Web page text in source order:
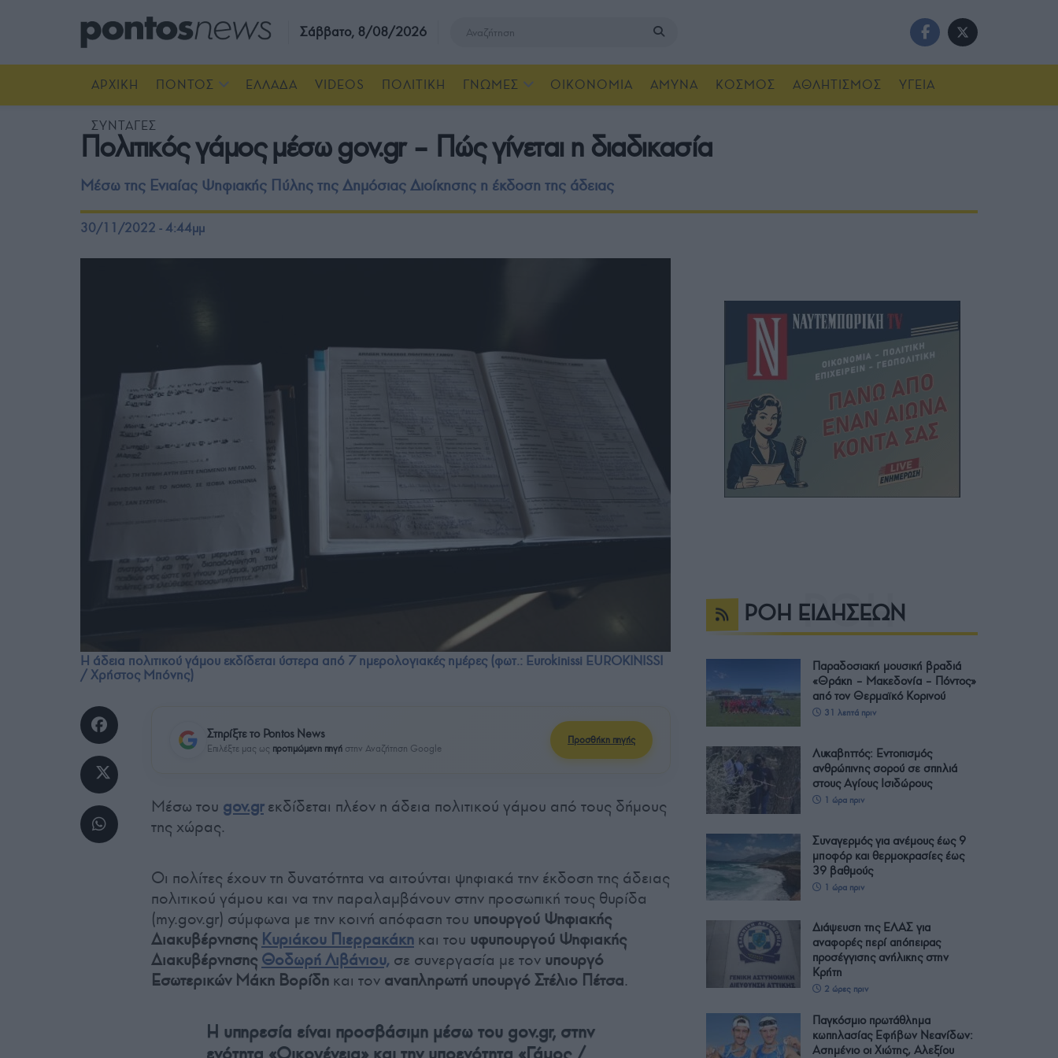
Σάββατο, 8/08/2026
ΑΡΧΙΚΗ ΠΟΝΤΟΣ ΕΛΛΑΔΑ VIDEOS ΠΟΛΙΤΙΚΗ ΓΝΩΜΕΣ ΟΙΚΟΝΟΜΙΑ ΑΜΥΝΑ ΚΟΣΜΟΣ ΑΘΛΗΤΙΣΜΟΣ ΥΓΕΙΑ
ΣΥΝΤΑΓΕΣ
Πολιτικός γάμος μέσω gov.gr – Πώς γίνεται η διαδικασία
Μέσω της Ενιαίας Ψηφιακής Πύλης της Δημόσιας Διοίκησης η έκδοση της άδειας
30/11/2022 - 4:44μμ
Η άδεια πολιτικού γάμου εκδίδεται ύστερα από 7 ημερολογιακές ημέρες (φωτ.: Eurokinissi EUROKINISSI
/ Χρήστος Μπόνης)
Στηρίξτε το Pontos News
Επιλέξτε μας ως προτιμώμενη πηγή στην Αναζήτηση Google
Προσθήκη πηγής
Μέσω του gov.gr εκδίδεται πλέον η άδεια πολιτικού γάμου από τους δήμους
της χώρας.
Οι πολίτες έχουν τη δυνατότητα να αιτούνται ψηφιακά την έκδοση της άδειας
πολιτικού γάμου και να την παραλαμβάνουν στην προσωπική τους θυρίδα
(my.gov.gr) σύμφωνα με την κοινή απόφαση του υπουργού Ψηφιακής
Διακυβέρνησης Κυριάκου Πιερρακάκη και του υφυπουργού Ψηφιακής
ΔιακυβέρνησηςΘοδωρή Λιβάνιου, σε συνεργασία με τον υπουργό
Εσωτερικών Μάκη Βορίδη και τον αναπληρωτή υπουργό Στέλιο Πέτσα.
Η υπηρεσία είναι προσβάσιμη μέσω του gov.gr, στην
ενότητα «Οικογένεια» και την υποενότητα «Γάμος /
ΡΟΗ ΕΙΔΗΣΕΩΝ
Παραδοσιακή μουσική βραδιά
«Θράκη – Μακεδονία – Πόντος»
από τον Θερμαϊκό Κορινού
31 λεπτά πριν
Λυκαβηττός: Εντοπισμός
ανθρώπινης σορού σε σπηλιά
στους Αγίους Ισιδώρους
1 ώρα πριν
Συναγερμός για ανέμους έως 9
μποφόρ και θερμοκρασίες έως
39 βαθμούς
1 ώρα πριν
Διάψευση της ΕΛΑΣ για
αναφορές περί απόπειρας
προσέγγισης ανήλικης στην
Κρήτη
2 ώρες πριν
Παγκόσμιο πρωτάθλημα
κωπηλασίας Εφήβων Νεανίδων:
Ασημένιο οι Χιώτης, Αλεξίου